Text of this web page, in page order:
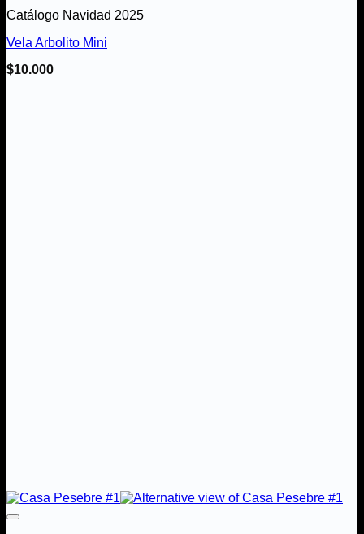
Catálogo Navidad 2025
Vela Arbolito Mini
$10.000